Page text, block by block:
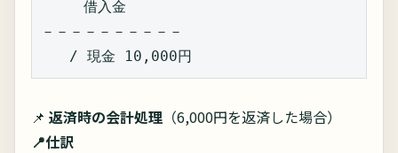
借入金
－－－－－－－－－－
/ 現金 10,000円
📌 返済時の会計処理 （6,000円を返済した場合）
📍仕訳